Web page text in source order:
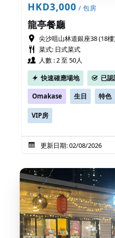
HKD3,000 / 包房
龍亭餐廳
尖沙咀山林道銀座38 (18
菜式: 日式菜式
人數 : 2 至 50人
快速確應場地
已
Omakase 生日 特色
VIP房
更新日期: 02/08/2026